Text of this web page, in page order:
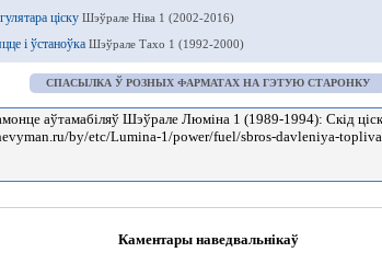
ціску Шэўрале Ніва 1 (2002-2016)
і ўстаноўка Шэўрале Тахо 1 (1992-2000)
СПАСЫЛКА Ў РОЗНЫХ ФАРМАТАХ НА ГЭТУЮ СТАРОНКУ
Каментары наведвальнікаў